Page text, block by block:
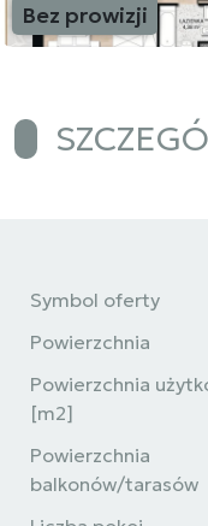
Bez prowizji
Symbol oferty
Powierzchnia
Powierzchnia
[m2]
Powierzchnia
balkonów/tarasów